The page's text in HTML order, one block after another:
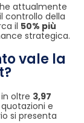
attualmente
controllo della
il 50% più
strategica.
vale la
oltre 3,97
e
si presenta